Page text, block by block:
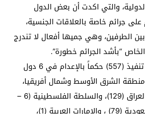
والتي اكدت أن بعض الدول
جرائم خاصة بالعلاقات الجنسية،
الطرفين، وهي جميها أفعال لا تندرج
“بأشد الجرائم خطورة”.
وتشير “تضامن” الى تنفيذ (557) حكماً بالإعدام في 6 دول
من منطقة الشرق الأوسط وشمال أفريقيا،
وهي إيران (314)، والعراق (129)، والسلطة الفلسطينية (6 –
في قطاع غزة) والسعودية (79) ، والإمارات العربية (1)،